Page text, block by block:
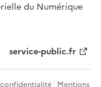
du Numérique
service-public.fr
Mentions